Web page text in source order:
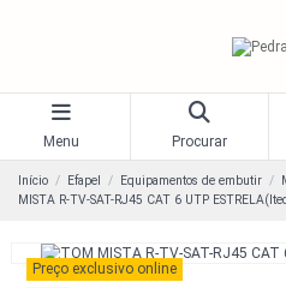
Menu Procurar
Início Efapel Equipamentos de embutir
MISTA R-TV-SAT-RJ45 CAT 6 UTP
Preço exclusivo online